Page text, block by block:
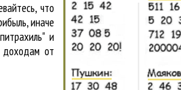
что
иначе
и
доходам от